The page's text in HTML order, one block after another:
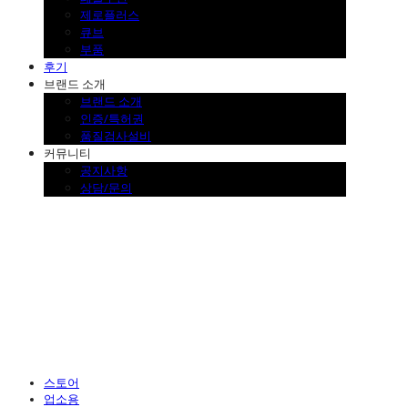
제로플러스
큐브
부품
후기
브랜드 소개
브랜드 소개
인증/특허권
품질검사설비
커뮤니티
공지사항
상담/문의
스토어
업소용